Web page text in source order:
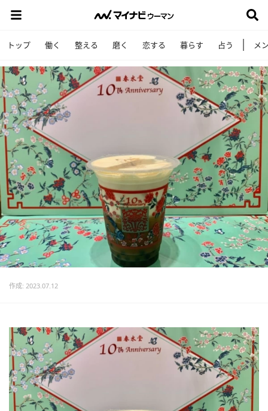
トップ 働く 整える 磨く 恋する 暮らす 占う メ
作成: 2023.07.12